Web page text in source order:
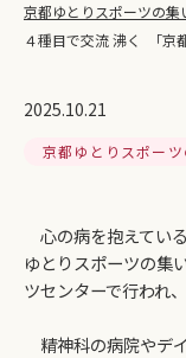
京都ゆとりスポーツの集
４種目で交流 沸く ｢京
2025.10.21
京都ゆとりスポー
心の病を抱えてい
ゆとりスポーツの集
ツセンターで行われ
精神科の病院やデ